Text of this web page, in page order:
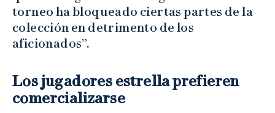
torneo ha bloqueado ciertas partes de la
colección en detrimento de los
aficionados”.
Los jugadores estrella prefieren
comercializarse